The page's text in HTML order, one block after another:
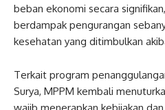
beban ekonomi secara
berdampak pengurangan
kesehatan yang ditimbulkan
Terkait program
Surya, MPPM kembali
wajib menerapkan kebijakan